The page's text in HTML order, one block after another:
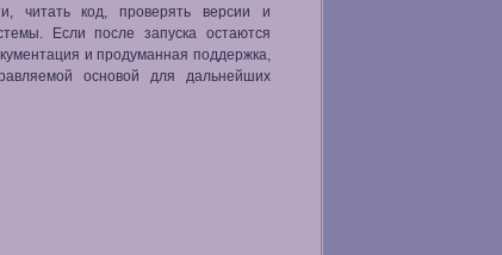
читать код, проверять версии и
Если после запуска остаются
и продуманная поддержка,
основой для дальнейших